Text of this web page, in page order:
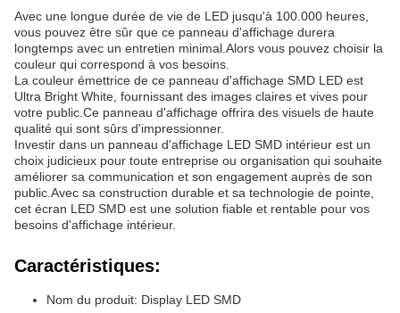
Avec une longue durée de vie de LED jusqu'à 100.000 heures,
vous pouvez être sûr que ce panneau d'affichage durera
longtemps avec un entretien minimal.Alors vous pouvez choisir la
couleur qui correspond à vos besoins.
La couleur émettrice de ce panneau d'affichage SMD LED est
Ultra Bright White, fournissant des images claires et vives pour
votre public.Ce panneau d'affichage offrira des visuels de haute
qualité qui sont sûrs d'impressionner.
Investir dans un panneau d'affichage LED SMD intérieur est un
choix judicieux pour toute entreprise ou organisation qui souhaite
améliorer sa communication et son engagement auprès de son
public.Avec sa construction durable et sa technologie de pointe,
cet écran LED SMD est une solution fiable et rentable pour vos
besoins d'affichage intérieur.
Caractéristiques:
Nom du produit: Display LED SMD